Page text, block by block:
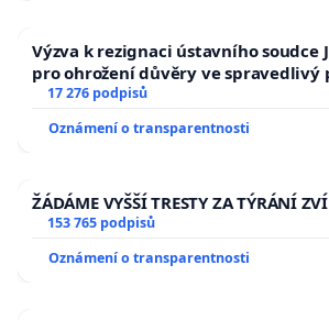
Výzva k rezignaci ústavního soudce
pro ohrožení důvěry ve spravedlivý
17 276 podpisů
Oznámení o transparentnosti
ŽÁDÁME VYŠŠÍ TRESTY ZA TÝRÁNÍ
153 765 podpisů
Oznámení o transparentnosti